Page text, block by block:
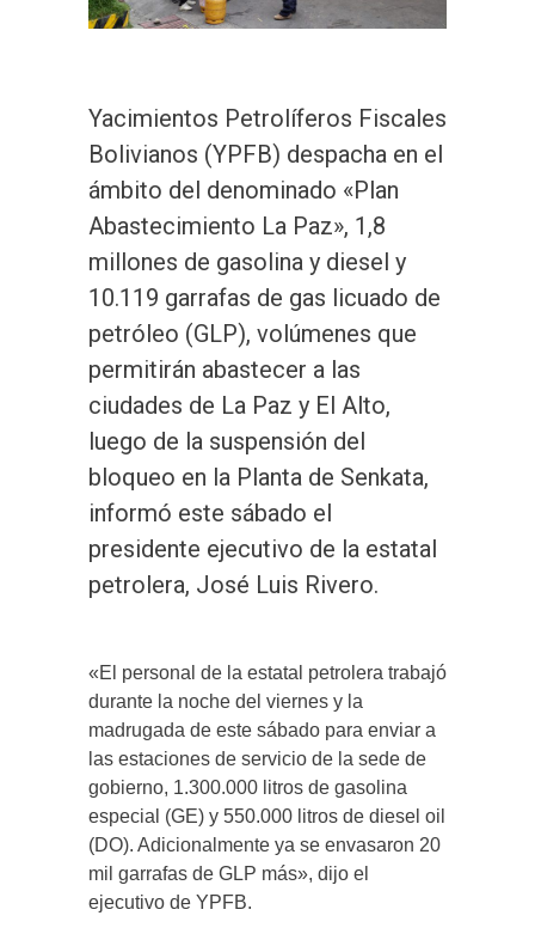
Yacimientos Petrolíferos Fiscales
Bolivianos (YPFB) despacha en el
ámbito del denominado «Plan
Abastecimiento La Paz», 1,8
millones de gasolina y diesel y
10.119 garrafas de gas licuado de
petróleo (GLP), volúmenes que
permitirán abastecer a las
ciudades de La Paz y El Alto,
luego de la suspensión del
bloqueo en la Planta de Senkata,
informó este sábado el
presidente ejecutivo de la estatal
petrolera, José Luis Rivero.
«El personal de la estatal petrolera trabajó
durante la noche del viernes y la
madrugada de este sábado para enviar a
las estaciones de servicio de la sede de
gobierno, 1.300.000 litros de gasolina
especial (GE) y 550.000 litros de diesel oil
(DO). Adicionalmente ya se envasaron 20
mil garrafas de GLP más», dijo el
ejecutivo de YPFB.